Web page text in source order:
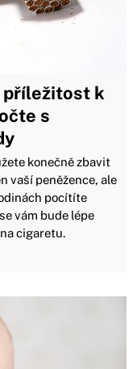
příležitost k
s
konečně zbavit
vaší peněžence, ale
pocítíte
vám bude lépe
cigaretu.